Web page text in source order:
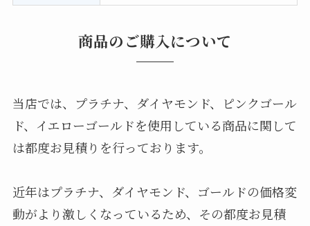
商品のご購入について
当店では、プラチナ、ダイヤモンド、ピンクゴール
ド、イエローゴールドを使用している商品に関して
は都度お見積りを行っております。
近年はプラチナ、ダイヤモンド、ゴールドの価格変
動がより激しくなっているため、その都度お見積